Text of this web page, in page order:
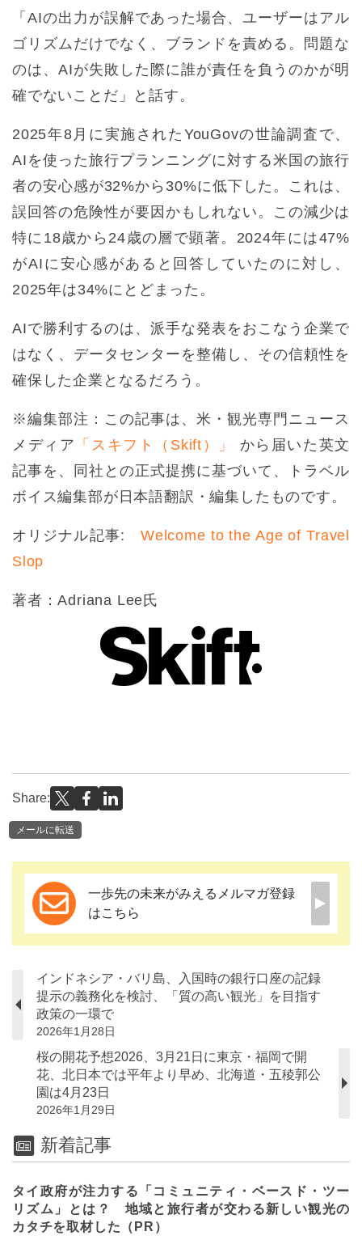
「AIの出力が誤解であった場合、ユーザーはアル
ゴリズムだけでなく、ブランドを責める。問題な
のは、AIが失敗した際に誰が責任を負うのかが明
確でないことだ」と話す。
2025年8月に実施されたYouGovの世論調査で、
AIを使った旅行プランニングに対する米国の旅行
者の安心感が32%から30%に低下した。これは、
誤回答の危険性が要因かもしれない。この減少は
特に18歳から24歳の層で顕著。2024年には47%
がAIに安心感があると回答していたのに対し、
2025年は34%にとどまった。
AIで勝利するのは、派手な発表をおこなう企業で
はなく、データセンターを整備し、その信頼性を
確保した企業となるだろう。
※編集部注：この記事は、米・観光専門ニュース
メディア 「スキフト（Skift）」 から届いた英文
記事を、同社との正式提携に基づいて、トラベル
ボイス編集部が日本語翻訳・編集したものです。
オリジナル記事:Welcome to the Age of Travel
Slop
著者：Adriana Lee氏
Share:
メールに転送
一歩先の未来がみえるメルマガ登録
はこちら
インドネシア・バリ島、入国時の銀行口座の記録
提示の義務化を検討、「質の高い観光」を目指す
政策の一環で
2026年1月28日
桜の開花予想2026、3月21日に東京・福岡で開
花、北日本では平年より早め、北海道・五稜郭公
園は4月23日
2026年1月29日
新着記事
タイ政府が注力する「コミュニティ・ベースド・ツー
リズム」とは？ 地域と旅行者が交わる新しい観光の
カタチを取材した（PR）